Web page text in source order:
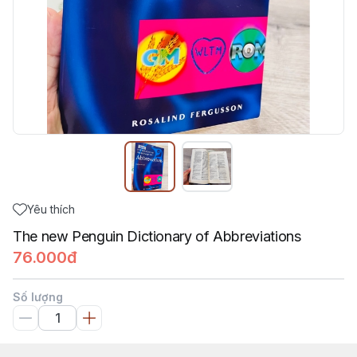
Yêu thích
The new Penguin Dictionary of Abbreviations
76.000đ
Số lượng